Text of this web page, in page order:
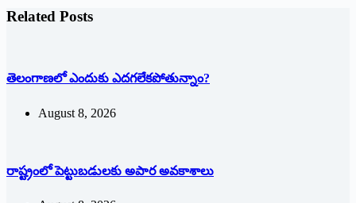
Related Posts
తెలంగాణలో ఎందుకు ఎదగలేకపోతున్నాం?
August 8, 2026
రాష్ట్రంలో పెట్టుబడులకు అపార అవకాశాలు